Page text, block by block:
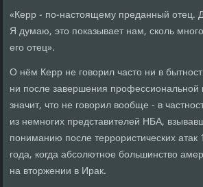
«Керр - по-настоящему преданный отец.
Я думаю, это показывает нам, сколь
его отец».
О нём Керр не говорил часто ни в
ни после завершения профессиональной
значит, что не говорил вообще - в
из немногих представителей НБА,
пониманию после террористических атак
года, когда абсолютное большинство
на вторжении в Ирак.